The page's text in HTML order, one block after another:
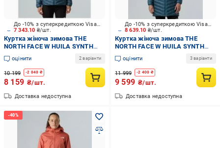
7 343.10 ₴/шт.
До -10% з суперкредиткою Visa Вигода
Куртка жіноча зимова THE
NORTH FACE W HUILA SYNTH
JACKET NF0A8DW6BQ51 р.M
бірюзова
оцінити 2 варіанти
10 199 -2 040 ₴
8 159 ₴/шт.
Доставка недоступна
8 639.10 ₴/шт.
До -10% з суперкредиткою Visa Вигода
Куртка жіноча зимова THE
NORTH FACE W HUILA SYNTH
PARKA NF0A8DW7BQ51 р.M
бірюзова
оцінити 3 варіанти
11 999 -2 400 ₴
9 599 ₴/шт.
Доставка недоступна